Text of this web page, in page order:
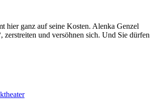
hier ganz auf seine Kosten. Alenka Genzel
und versöhnen sich. Und Sie dürfen